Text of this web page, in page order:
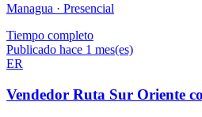
Managua · Presencial
Tiempo completo
Publicado hace 1 mes(es)
ER
Vendedor Ruta Sur Oriente